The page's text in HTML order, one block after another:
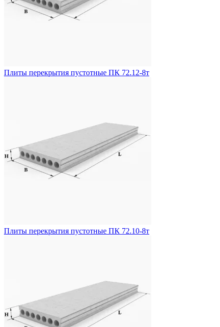
Плиты перекрытия пустотные ПК 72.12-8т
Плиты перекрытия пустотные ПК 72.10-8т